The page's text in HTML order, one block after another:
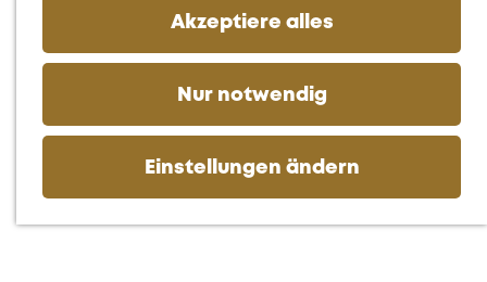
Akzeptiere alles
Nur notwendig
Einstellungen ändern
z
r
H
m
e
p
a
Fremdenverkehrsbüros und
Informationsstellen
Geschäftlich